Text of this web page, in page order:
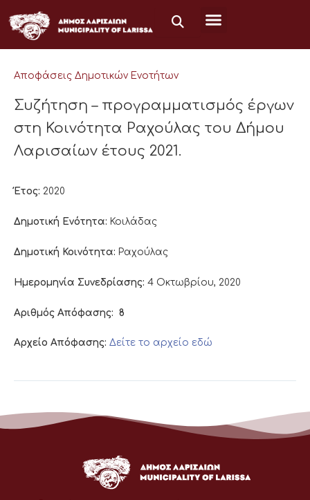
στο
περιεχόμενο
Αποφάσεις Δημοτικών Ενοτήτων
Συζήτηση – προγραμματισμός έργων
στη Κοινότητα Ραχούλας του Δήμου
Λαρισαίων έτους 2021.
Έτος: 2020
Δημοτική Ενότητα: Κοιλάδας
Δημοτική Κοινότητα: Ραχούλας
Ημερομηνία Συνεδρίασης: 4 Οκτωβρίου, 2020
Αριθμός Απόφασης: 8
Αρχείο Απόφασης: Δείτε το αρχείο εδώ